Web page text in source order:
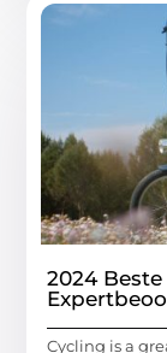
2024
Cycling is a